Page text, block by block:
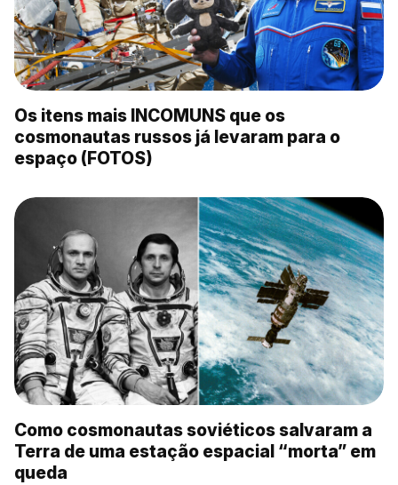
Os itens mais INCOMUNS que os
cosmonautas russos já levaram para o
espaço (FOTOS)
Como cosmonautas soviéticos salvaram a
Terra de uma estação espacial “morta” em
queda